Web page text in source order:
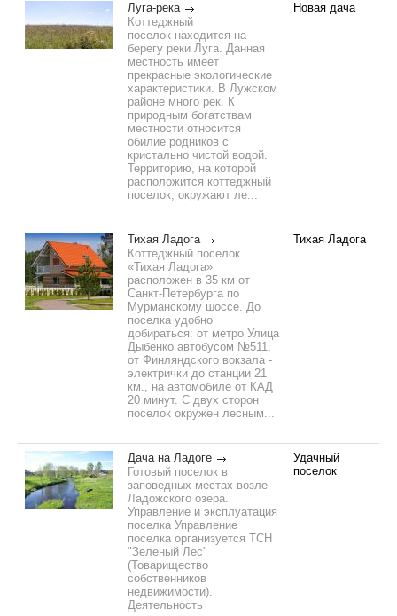
Луга-река
Коттеджный
поселок находится на
берегу реки Луга. Данная
местность имеет
прекрасные экологические
характеристики. В Лужском
районе много рек. К
природным богатствам
местности относится
обилие родников с
кристально чистой водой.
Территорию, на которой
расположится коттеджный
поселок, окружают ле...
Новая дача
Тихая Ладога
Коттеджный поселок
«Тихая Ладога»
расположен в 35 км от
Санкт-Петербурга по
Мурманскому шоссе. До
поселка удобно
добираться: от метро Улица
Дыбенко автобусом №511,
от Финляндского вокзала -
электрички до станции 21
км., на автомобиле от КАД
20 минут. С двух сторон
поселок окружен лесным...
Тихая Ладога
Дача на Ладоге
Готовый поселок в
заповедных местах возле
Ладожского озера.
Управление и эксплуатация
поселка Управление
поселка организуется ТСН
"Зеленый Лес"
(Товарищество
собственников
недвижимости).
Деятельность
Удачный
поселок